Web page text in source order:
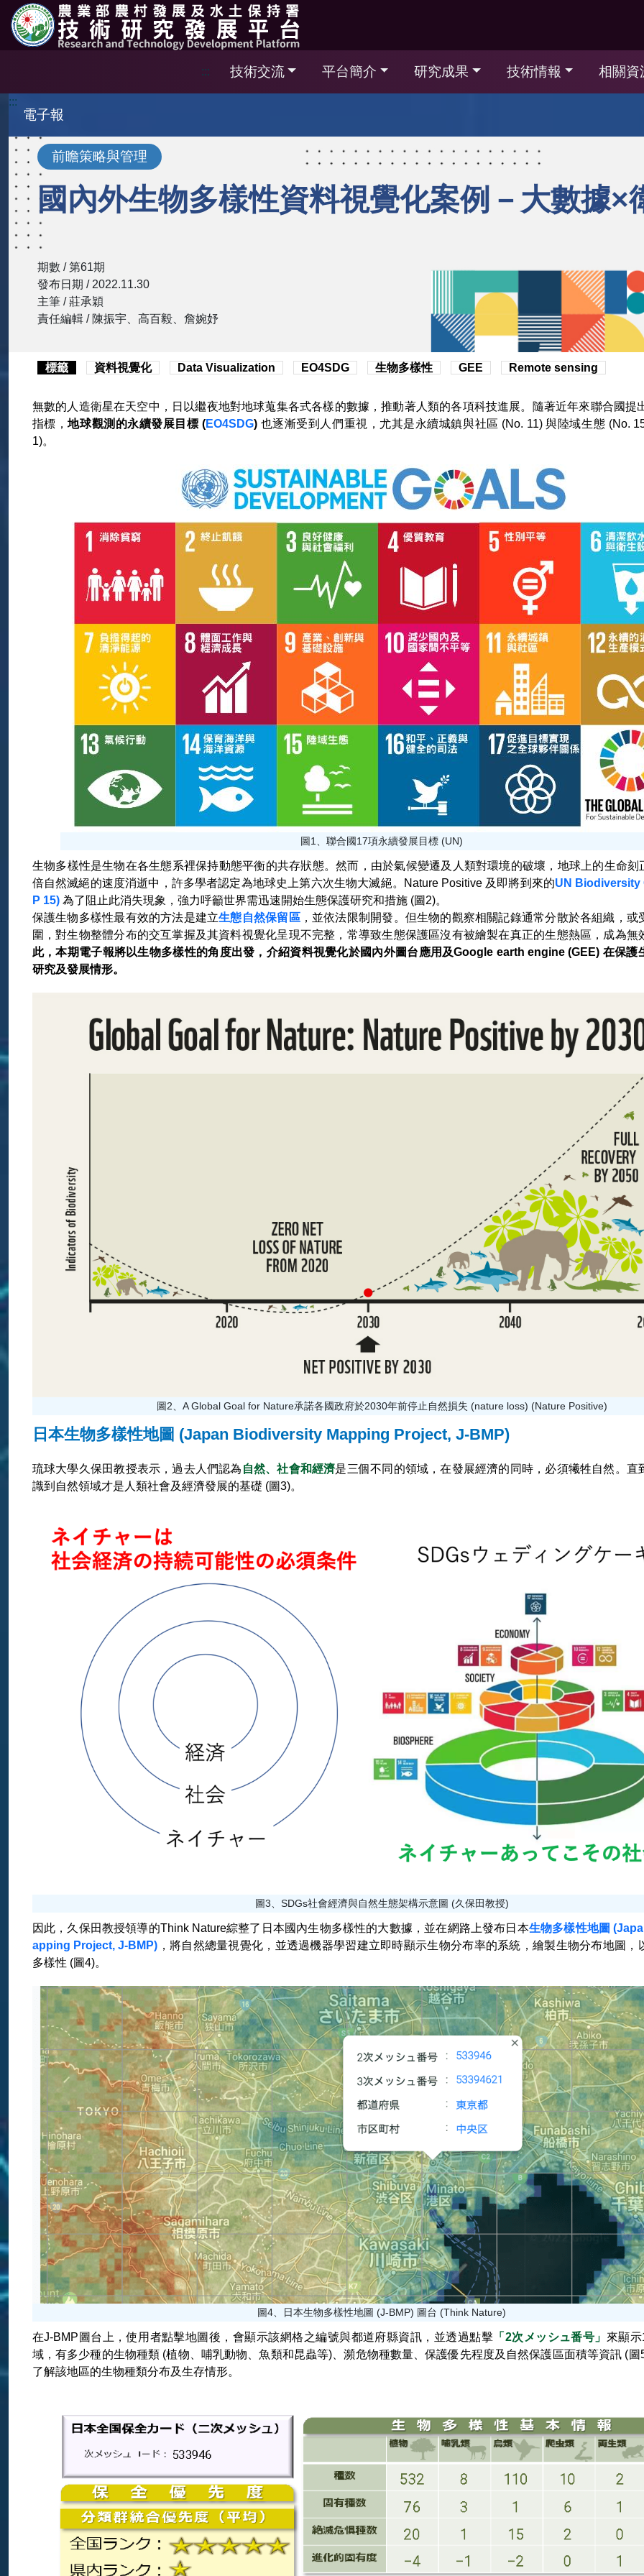
跳到主要內容區塊
::: 技術交流 平台簡介 研究成果 技術情報 相關資
:::
電子報
前瞻策略與管理
國內外生物多樣性資料視覺化案例－大數據×
期數 / 第61期
發布日期 / 2022.11.30
主筆 / 莊承穎
責任編輯 / 陳振宇、高百毅、詹婉妤
標籤 資料視覺化 Data Visualization EO4SDG 生物多樣性 GEE Remote sensing
無數的人造衛星在天空中，日以繼夜地對地球蒐集各式各樣的數據，推動著人類的各項科技進展。隨著近年來聯合國提
指標，地球觀測的永續發展目標 (EO4SDG) 也逐漸受到人們重視，尤其是永續城鎮與社區 (No. 11) 與陸域生態 (No.
1)。
圖1、聯合國17項永續發展目標 (UN)
生物多樣性是生物在各生態系裡保持動態平衡的共存狀態。然而，由於氣候變遷及人類對環境的破壞，地球上的生命刻
倍自然滅絕的速度消逝中，許多學者認定為地球史上第六次生物大滅絕。Nature Positive 及即將到來的UN Biodiversity
P 15) 為了阻止此消失現象，強力呼籲世界需迅速開始生態保護研究和措施 (圖2)。
保護生物多樣性最有效的方法是建立生態自然保留區，並依法限制開發。但生物的觀察相關記錄通常分散於各組織，或
圍，對生物整體分布的交互掌握及其資料視覺化呈現不完整，常導致生態保護區沒有被繪製在真正的生態熱區，成為無
此，本期電子報將以生物多樣性的角度出發，介紹資料視覺化於國內外圖台應用及Google earth engine (GEE) 在保護
研究及發展情形。
圖2、A Global Goal for Nature承諾各國政府於2030年前停止自然損失 (nature loss) (Nature Positive)
日本生物多樣性地圖 (Japan Biodiversity Mapping Project, J-BMP)
琉球大學久保田教授表示，過去人們認為 自然、社會和經濟是三個不同的領域，在發展經濟的同時，必須犧牲自然。直
識到自然領域才是人類社會及經濟發展的基礎 (圖3)。
圖3、SDGs社會經濟與自然生態架構示意圖 (久保田教授)
因此，久保田教授領導的Think Nature綜整了日本國內生物多樣性的大數據，並在網路上發布日本生物多樣性地圖
apping Project, J-BMP) ，將自然總量視覺化，並透過機器學習建立即時顯示生物分布率的系統，繪製生物分布地圖，
多樣性 (圖4)。
圖4、日本生物多樣性地圖 (J-BMP) 圖台 (Think Nature)
在J-BMP圖台上，使用者點擊地圖後，會顯示該網格之編號與都道府縣資訊，並透過點擊 「2次メッシュ番号」 來顯
域，有多少種的生物種類 (植物、哺乳動物、魚類和昆蟲等)、瀕危物種數量、保護優先程度及自然保護區面積等資訊 (
了解該地區的生物種類分布及生存情形。